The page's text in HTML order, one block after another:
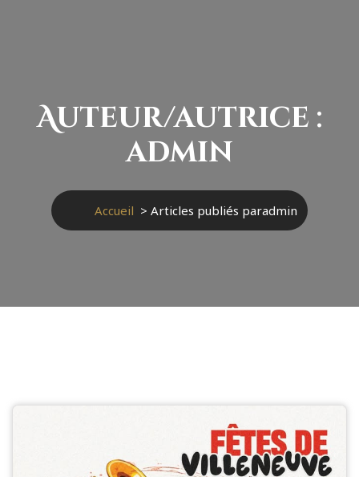
Auteur/autrice :
admin
Accueil > Articles publiés paradmin